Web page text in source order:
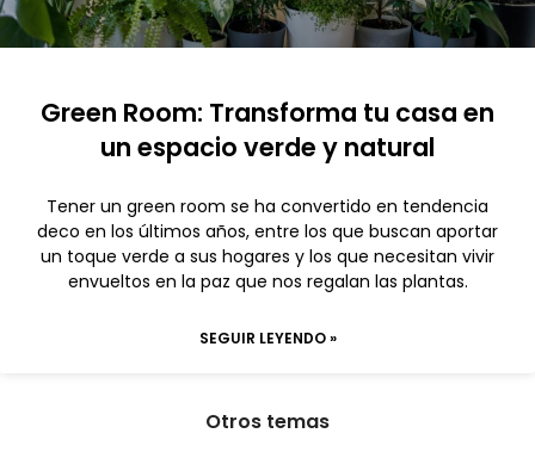
Green Room: Transforma tu casa en
un espacio verde y natural
Tener un green room se ha convertido en tendencia
deco en los últimos años, entre los que buscan aportar
un toque verde a sus hogares y los que necesitan vivir
envueltos en la paz que nos regalan las plantas.
SEGUIR LEYENDO »
Otros temas